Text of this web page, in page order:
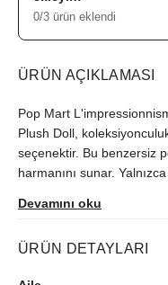
0/3 ürün eklendi
ÜRÜN AÇIKLAMASI
Pop Mart
Plush Doll,
seçenektir. Bu benzersiz
harmanını sunar.
SKULLPANDA serisinin
koleksiyoncular için
Devamını oku
ÜRÜN DETAYLARI